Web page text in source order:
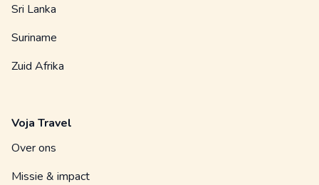
Sri Lanka
Suriname
Zuid Afrika
Voja Travel
Over ons
Missie & impact